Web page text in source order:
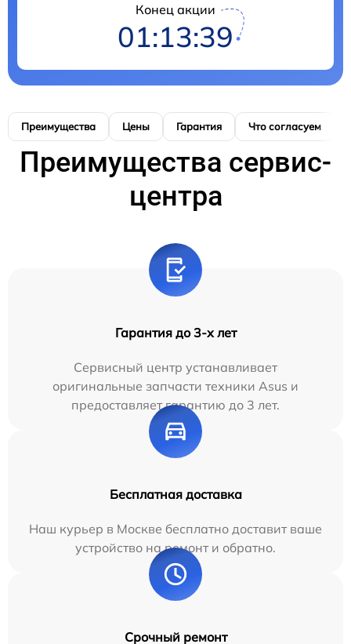
Конец акции
01:13:38
Преимущества Цены Гарантия Что согласуем
Преимущества сервис-
центра
Гарантия до 3-х лет
Сервисный центр устанавливает
оригинальные запчасти техники Asus и
предоставляет гарантию до 3 лет.
Бесплатная доставка
Наш курьер в Москве бесплатно доставит ваше
устройство на ремонт и обратно.
Срочный ремонт